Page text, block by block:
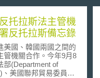
托拉斯法主管機
反托拉斯備忘錄
國、韓國兩國之間的
管機關合作。今年9月8
部(Department of
美國聯邦貿易委員會